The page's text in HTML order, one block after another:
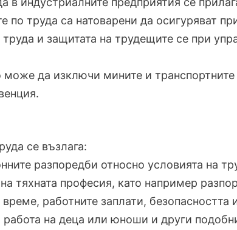
по труда са натоварени да осигуряват
и защитата на трудещите се при
може да изключи мините и
се възлага:
разпоредби относно условията на
тяхната професия, като например
работните заплати, безопасността
работа на деца или юноши и други